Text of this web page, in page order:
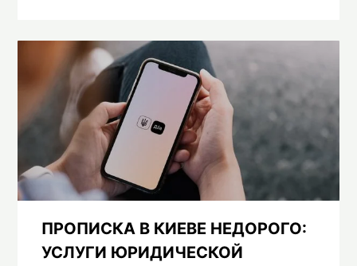
ПРОПИСКА В КИЕВЕ НЕДОРОГО:
УСЛУГИ ЮРИДИЧЕСКОЙ